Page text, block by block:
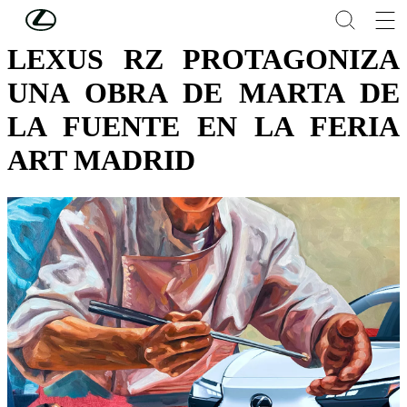
Skip to Main Content
LEXUS RZ PROTAGONIZA
UNA OBRA DE MARTA DE
LA FUENTE EN LA FERIA
ART MADRID